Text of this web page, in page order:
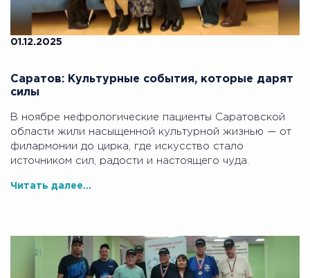
01.12.2025
Саратов: Культурные события, которые дарят
силы
В ноябре нефрологические пациенты Саратовской
области жили насыщенной культурной жизнью — от
филармонии до цирка, где искусство стало
источником сил, радости и настоящего чуда.
Читать далее...